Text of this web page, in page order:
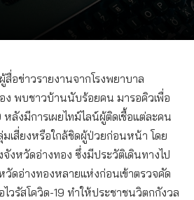
อข่าวรายงานจากโรงพยาบาล
ง พบชาวบ้านนับร้อยคน มารอคิวเพื่อ
หลังมีการเผยไทม์ไลน์ผู้ติดเชื้อแต่ละคน
เสี่ยงหรือใกล้ชิดผู้ป่วยก่อนหน้า โดย
งหวัดอ่างทอง ซึ่งมีประวัติเดินทางไป
ดอ่างทองหลายแห่งก่อนเข้าตรวจคัด
ไวรัสโควิด-19 ทำให้ประชาชนวิตกกังวล